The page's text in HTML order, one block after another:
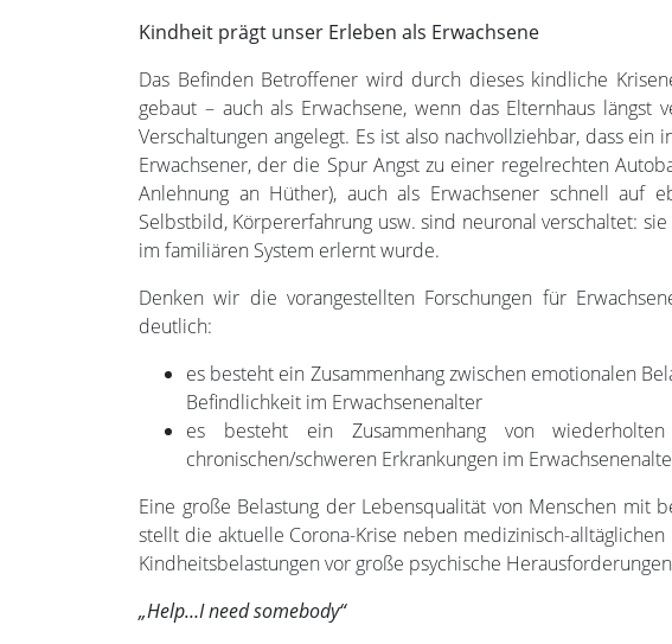
Kindheit prägt unser Erleben als Erwachsene
Das Befinden Betroffener wird durch dieses kindliche
gebaut – auch als Erwachsene, wenn das Elternhaus längst
Verschaltungen angelegt. Es ist also nachvollziehbar, dass
Erwachsener, der die Spur Angst zu einer regelrechten
Anlehnung an Hüther), auch als Erwachsener schnell auf
Selbstbild, Körpererfahrung usw. sind neuronal verschaltet:
im familiären System erlernt wurde.
Denken wir die vorangestellten Forschungen für
deutlich:
es besteht ein Zusammenhang zwischen emotionalen
Befindlichkeit im Erwachsenenalter
es besteht ein Zusammenhang von wiederholten
chronischen/schweren Erkrankungen im
Eine große Belastung der Lebensqualität von Menschen mit
stellt die aktuelle Corona-Krise neben medizinisch-
Kindheitsbelastungen vor große psychische
„Help…I need somebody“